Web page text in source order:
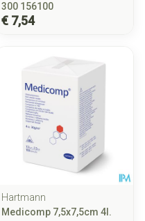
300 156100
€ 7,54
Hartmann
Medicomp 7,5x7,5cm 4l.